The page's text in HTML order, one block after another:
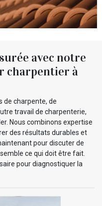
avec notre
charpentier à
de charpente, de
travail de charpenterie,
Nous combinons expertise
des résultats durables et
pour discuter de
ce qui doit être fait.
pour diagnostiquer la